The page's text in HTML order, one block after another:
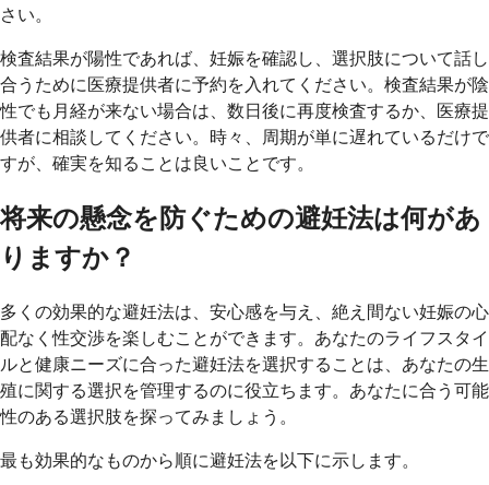
さい。
検査結果が陽性であれば、妊娠を確認し、選択肢について話し
合うために医療提供者に予約を入れてください。検査結果が陰
性でも月経が来ない場合は、数日後に再度検査するか、医療提
供者に相談してください。時々、周期が単に遅れているだけで
すが、確実を知ることは良いことです。
将来の懸念を防ぐための避妊法は何があ
りますか？
多くの効果的な避妊法は、安心感を与え、絶え間ない妊娠の心
配なく性交渉を楽しむことができます。あなたのライフスタイ
ルと健康ニーズに合った避妊法を選択することは、あなたの生
殖に関する選択を管理するのに役立ちます。あなたに合う可能
性のある選択肢を探ってみましょう。
最も効果的なものから順に避妊法を以下に示します。